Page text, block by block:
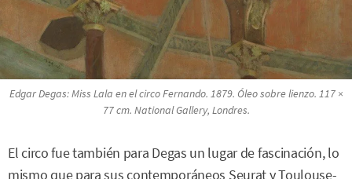
Edgar Degas:Miss Lala en el circo Fernando. 1879. Óleo sobre lienzo. 117 ×
77 cm. National Gallery, Londres.
El circo fue también para Degas un lugar de fascinación, lo
mismo que para sus contemporáneos Seurat y Toulouse-